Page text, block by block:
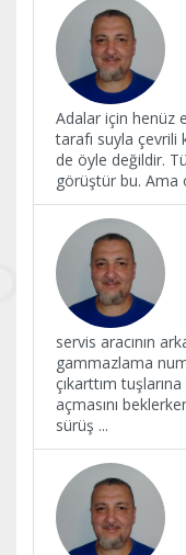
Adalar için henüz
tarafı suyla çevrili
de öyle değildir.
görüştür bu. Ama
servis aracının
gammazlama
çıkarttım
açmasını
sürüş ...